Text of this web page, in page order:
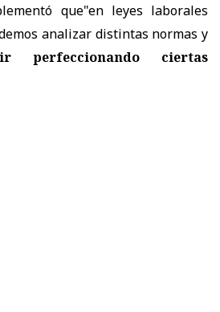
que"en leyes laborales
analizar distintas normas y
perfeccionando ciertas